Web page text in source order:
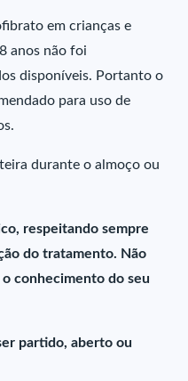
em crianças e
anos não foi
disponíveis. Portanto o
para uso de
durante o almoço ou
respeitando sempre
do tratamento. Não
conhecimento do seu
partido, aberto ou